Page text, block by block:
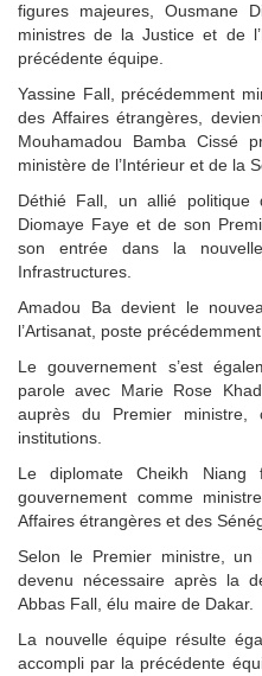
figures majeures, Ousmane
ministres de la Justice et de
précédente équipe.
Yassine Fall, précédemment
des Affaires étrangères,
Mouhamadou Bamba Cissé
ministère de l’Intérieur et de la
Déthié Fall, un allié politique
Diomaye Faye et de son
son entrée dans la
Infrastructures.
Amadou Ba devient le
l’Artisanat, poste
Le gouvernement s’est
parole avec Marie Rose
auprès du Premier ministre,
institutions.
Le diplomate Cheikh
gouvernement comme
Affaires étrangères et des
Selon le Premier ministre, un
devenu nécessaire après la
Abbas Fall, élu maire de Dakar.
La nouvelle équipe résulte
accompli par la précédente